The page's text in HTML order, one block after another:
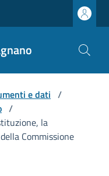
e dati /
/
la
Commissione